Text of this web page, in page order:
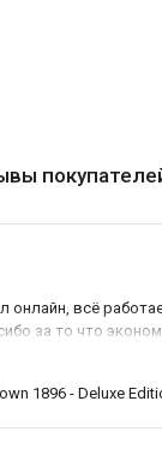
онлайн, всё
за то что
ребята вы
помощь
1896 - Deluxe